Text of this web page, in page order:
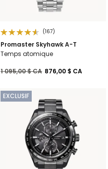
(167)
Promaster Skyhawk A-T
Temps atomique
Prix réduit de
1 095,00 $ CAà876,00 $ CA
EXCLUSIF